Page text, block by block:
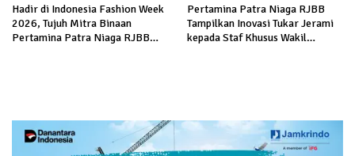
Hadir di Indonesia Fashion Week
2026, Tujuh Mitra Binaan
Pertamina Patra Niaga RJBB
Pertamina Patra Niaga RJBB
Tampilkan Inovasi Tukar Jerami
kepada Staf Khusus Wakil